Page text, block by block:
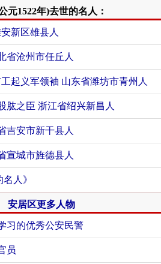
元1522年)去世的名人：
新区雄县人
省沧州市任丘人
起义军领袖 山东省潍坊市青州人
肱之臣 浙江省绍兴新昌人
吉安市新干县人
宣城市旌德县人
人》
安居区更多人物
习的优秀公安民警
员